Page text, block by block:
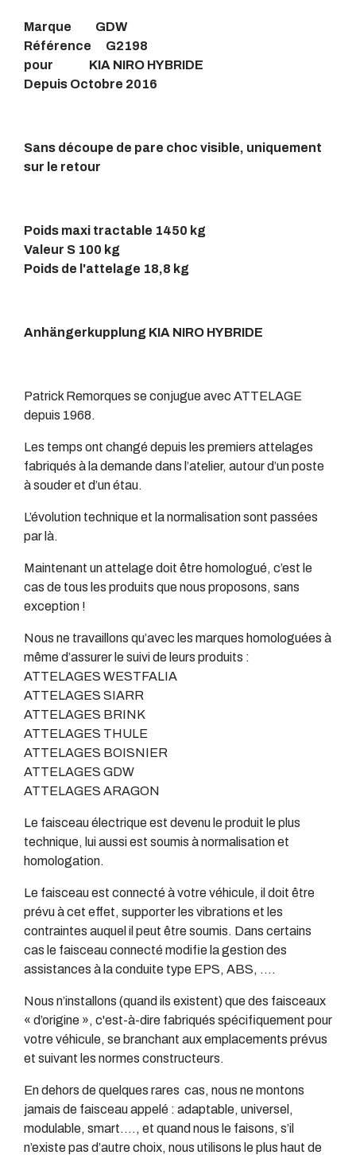
Marque GDW
Référence G2198
pour KIA NIRO HYBRIDE
Depuis Octobre 2016
Sans découpe de pare choc visible, uniquement
sur le retour
Poids maxi tractable 1450 kg
Valeur S 100 kg
Poids de l'attelage 18,8 kg
Anhängerkupplung KIA NIRO HYBRIDE
Patrick Remorques se conjugue avec ATTELAGE
depuis 1968.
Les temps ont changé depuis les premiers attelages
fabriqués à la demande dans l’atelier, autour d’un poste
à souder et d’un étau.
L’évolution technique et la normalisation sont passées
par là.
Maintenant un attelage doit être homologué, c’est le
cas de tous les produits que nous proposons, sans
exception !
Nous ne travaillons qu’avec les marques homologuées à
même d’assurer le suivi de leurs produits :
ATTELAGES WESTFALIA
ATTELAGES SIARR
ATTELAGES BRINK
ATTELAGES THULE
ATTELAGES BOISNIER
ATTELAGES GDW
ATTELAGES ARAGON
Le faisceau électrique est devenu le produit le plus
technique, lui aussi est soumis à normalisation et
homologation.
Le faisceau est connecté à votre véhicule, il doit être
prévu à cet effet, supporter les vibrations et les
contraintes auquel il peut être soumis. Dans certains
cas le faisceau connecté modifie la gestion des
assistances à la conduite type EPS, ABS, ….
Nous n’installons (quand ils existent) que des faisceaux
« d’origine », c'est-à-dire fabriqués spécifiquement pour
votre véhicule, se branchant aux emplacements prévus
et suivant les normes constructeurs.
En dehors de quelques rares cas, nous ne montons
jamais de faisceau appelé : adaptable, universel,
modulable, smart…., et quand nous le faisons, s’il
n’existe pas d’autre choix, nous utilisons le plus haut de